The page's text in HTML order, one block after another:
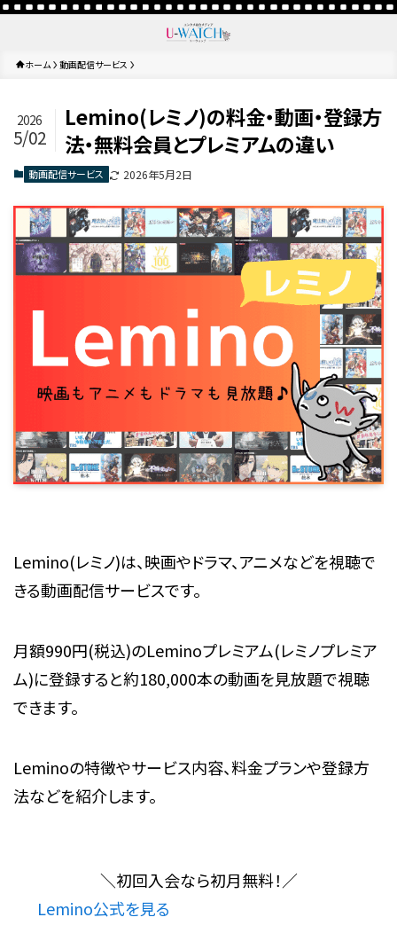
ホーム 動画配信サービス
Lemino(レミノ)の料金・動画・登録方
法・無料会員とプレミアムの違い
2026
5/02
動画配信サービス 2026年5月2日
Lemino(レミノ)は、映画やドラマ、アニメなどを視聴で
きる動画配信サービスです。
月額990円(税込)のLeminoプレミアム(レミノプレミア
ム)に登録すると約180,000本の動画を見放題で視聴
できます。
Leminoの特徴やサービス内容、料金プランや登録方
法などを紹介します。
＼初回入会なら初月無料！ ／
Lemino公式を見る